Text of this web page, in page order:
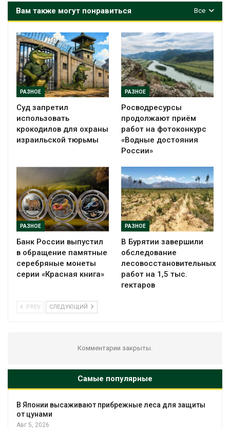
Все
Вам также могут понравиться
РАЗНОЕ
Суд запретил
использовать
крокодилов для охраны
израильской тюрьмы
РАЗНОЕ
Росводресурсы
продолжают приём
работ на фотоконкурс
«Водные достояния
России»
РАЗНОЕ
Банк России выпустил
в обращение памятные
серебряные монеты
серии «Красная книга»
РАЗНОЕ
В Бурятии завершили
обследование
лесовосстановительных
работ на 1,5 тыс.
гектаров
PREV СЛЕДУЮЩИЙ
Комментарии закрыты.
Самые популярные
Минприроды утвердило единую